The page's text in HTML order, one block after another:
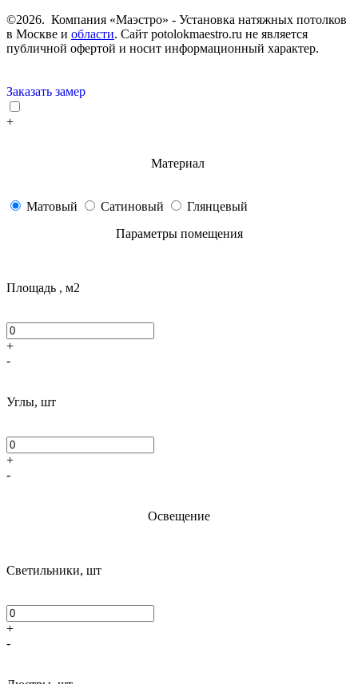
©2026. Компания «Маэстро» - Установка натяжных потолков
в Москве и области. Сайт potolokmaestro.ru не является
публичной офертой и носит информационный характер.
Заказать замер
+
Материал
Матовый Сатиновый
Глянцевый
Параметры помещения
Площадь , м2
+
-
Углы, шт
+
-
Освещение
Светильники, шт
+
-